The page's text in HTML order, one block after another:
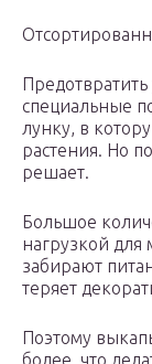
специальные
лунку, в
растения. Но
решает.
Большое
нагрузкой для
забирают
теряет
Поэтому
более, что